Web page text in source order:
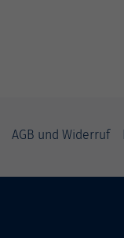
AGB und Widerruf